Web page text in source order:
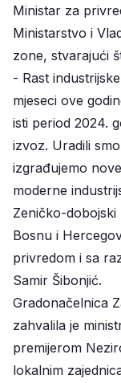
Ministar za
Ministarstvo i
zone, stvarajući
- Rast
mjeseci ove
isti period 2024.
izvoz. Uradili
izgrađujemo
moderne
Zeničko-
Bosnu i
privredom i sa
Samir Šibonjić.
Gradonačelnica
zahvalila je
premijerom
lokalnim